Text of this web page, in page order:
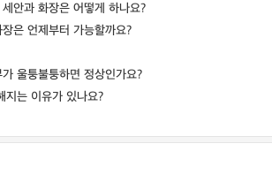
안과 화장은 어떻게 하나요?
은 언제부터 가능할까요?
울퉁불퉁하면 정상인가요?
지는 이유가 있나요?